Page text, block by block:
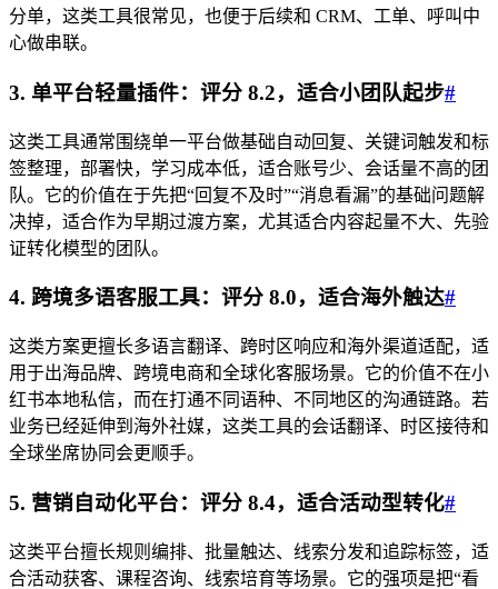
分单，这类工具很常见，也便于后续和 CRM、工单、呼叫中
心做串联。
3. 单平台轻量插件：评分 8.2，适合小团队起步#
这类工具通常围绕单一平台做基础自动回复、关键词触发和标
签整理，部署快，学习成本低，适合账号少、会话量不高的团
队。它的价值在于先把“回复不及时”“消息看漏”的基础问题解
决掉，适合作为早期过渡方案，尤其适合内容起量不大、先验
证转化模型的团队。
4. 跨境多语客服工具：评分 8.0，适合海外触达#
这类方案更擅长多语言翻译、跨时区响应和海外渠道适配，适
用于出海品牌、跨境电商和全球化客服场景。它的价值不在小
红书本地私信，而在打通不同语种、不同地区的沟通链路。若
业务已经延伸到海外社媒，这类工具的会话翻译、时区接待和
全球坐席协同会更顺手。
5. 营销自动化平台：评分 8.4，适合活动型转化#
这类平台擅长规则编排、批量触达、线索分发和追踪标签，适
合活动获客、课程咨询、线索培育等场景。它的强项是把“看